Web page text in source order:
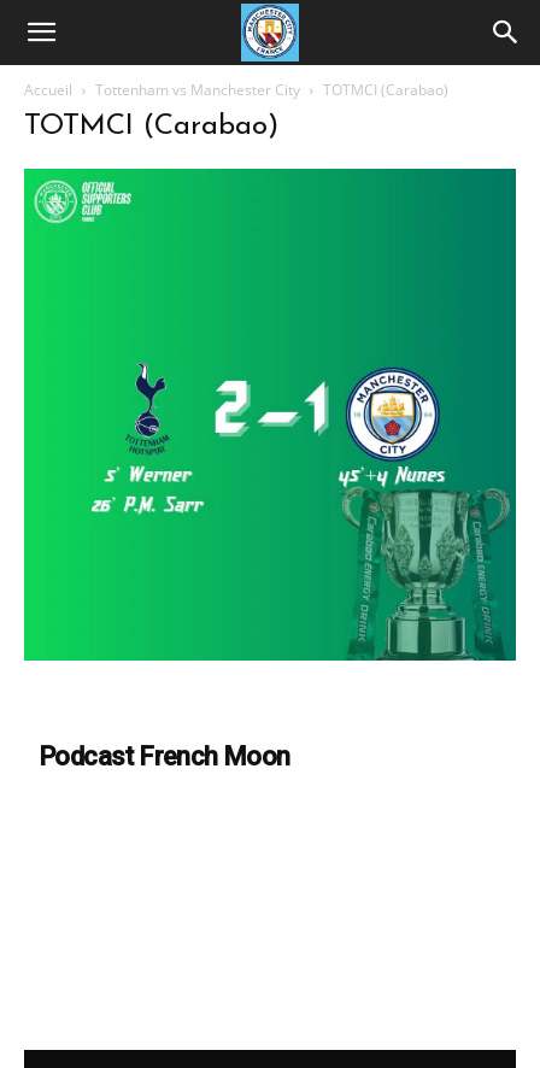
Accueil Tottenham vs Manchester City TOTMCI (Carabao)
TOTMCI (Carabao)
Podcast French Moon